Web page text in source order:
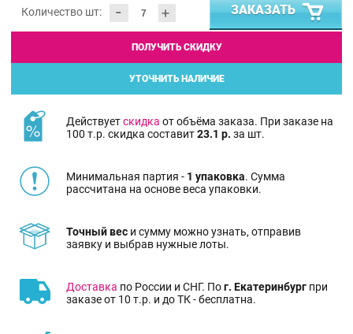
Количество шт: - + ЗАКАЗАТЬ
ПОЛУЧИТЬ СКИДКУ
УТОЧНИТЬ НАЛИЧИЕ
Действуетскидка от объёма заказа. При заказе на
100 т.р. скидка составит23.1 р. за шт.
Минимальная партия - 1 упаковка. Сумма
рассчитана на основе веса упаковки.
Точный вес и сумму можно узнать, отправив
заявку и выбрав нужные лоты.
Доставка по России и СНГ. Пог. Екатеринбург при
заказе от 10 т.р. и до ТК - бесплатна.